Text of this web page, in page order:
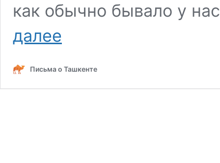
как обычно бывало у
далее
службе
Туркестане
Письма о Ташкенте